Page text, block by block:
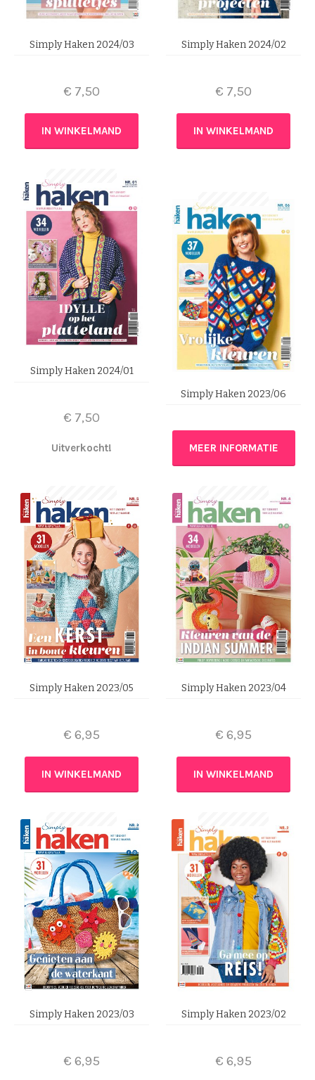
Simply Haken 2024/03
€ 7,50
IN WINKELMAND
Simply Haken 2024/02
€ 7,50
IN WINKELMAND
Simply Haken 2024/01
€ 7,50
Uitverkocht!
Simply Haken 2023/06
MEER INFORMATIE
Simply Haken 2023/05
€ 6,95
IN WINKELMAND
Simply Haken 2023/04
€ 6,95
IN WINKELMAND
Simply Haken 2023/03
€ 6,95
Simply Haken 2023/02
€ 6,95